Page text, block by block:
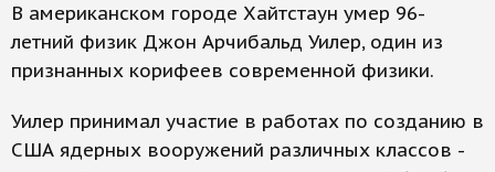
В американском городе Хайтстаун умер 96-
летний физик Джон Арчибальд Уилер, один из
признанных корифеев современной физики.
Уилер принимал участие в работах по созданию в
США ядерных вооружений различных классов -